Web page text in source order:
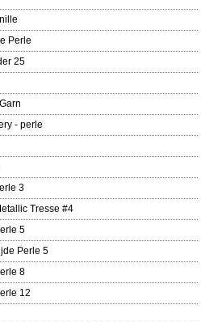
Perle
25
- perle
3
Tresse #4
5
Perle 5
8
12